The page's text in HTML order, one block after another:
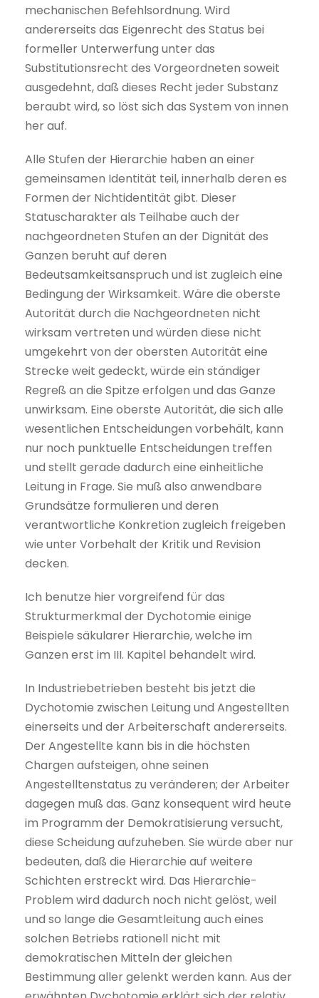
mechanischen Befehlsordnung. Wird
andererseits das Eigenrecht des Status bei
formeller Unterwerfung unter das
Substitutionsrecht des Vorgeordneten soweit
ausgedehnt, daß dieses Recht jeder Substanz
beraubt wird, so löst sich das System von innen
her auf.
Alle Stufen der Hierarchie haben an einer
gemeinsamen Identität teil, innerhalb deren es
Formen der Nichtidentität gibt. Dieser
Statuscharakter als Teilhabe auch der
nachgeordneten Stufen an der Dignität des
Ganzen beruht auf deren
Bedeutsamkeitsanspruch und ist zugleich eine
Bedingung der Wirksamkeit. Wäre die oberste
Autorität durch die Nachgeordneten nicht
wirksam vertreten und würden diese nicht
umgekehrt von der obersten Autorität eine
Strecke weit gedeckt, würde ein ständiger
Regreß an die Spitze erfolgen und das Ganze
unwirksam. Eine oberste Autorität, die sich alle
wesentlichen Entscheidungen vorbehält, kann
nur noch punktuelle Entscheidungen treffen
und stellt gerade dadurch eine einheitliche
Leitung in Frage. Sie muß also anwendbare
Grundsätze formulieren und deren
verantwortliche Konkretion zugleich freigeben
wie unter Vorbehalt der Kritik und Revision
decken.
Ich benutze hier vorgreifend für das
Strukturmerkmal der Dychotomie einige
Beispiele säkularer Hierarchie, welche im
Ganzen erst im III. Kapitel behandelt wird.
In Industriebetrieben besteht bis jetzt die
Dychotomie zwischen Leitung und Angestellten
einerseits und der Arbeiterschaft andererseits.
Der Angestellte kann bis in die höchsten
Chargen aufsteigen, ohne seinen
Angestelltenstatus zu veränderen; der Arbeiter
dagegen muß das. Ganz konsequent wird heute
im Programm der Demokratisierung versucht,
diese Scheidung aufzuheben. Sie würde aber nur
bedeuten, daß die Hierarchie auf weitere
Schichten erstreckt wird. Das Hierarchie-
Problem wird dadurch noch nicht gelöst, weil
und so lange die Gesamtleitung auch eines
solchen Betriebs rationell nicht mit
demokratischen Mitteln der gleichen
Bestimmung aller gelenkt werden kann. Aus der